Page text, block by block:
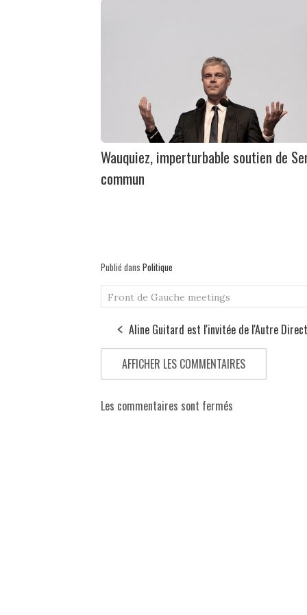
Wauquiez, imperturbable soutien de
commun
Publié dans Politique
Front de Gauche meetings
Aline Guitard est l'invitée de l'Autre Direct
AFFICHER LES COMMENTAIRES
Les commentaires sont fermés